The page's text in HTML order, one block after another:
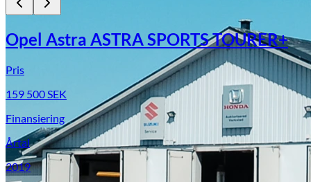
Opel Astra ASTRA SPORTS TOURER+
Pris
159 500SEK
Finansiering
Årtal
2019